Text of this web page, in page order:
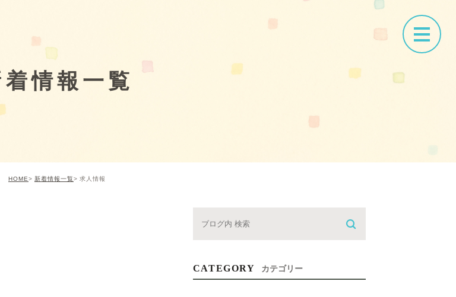
着情報一覧
HOME 新着情報一覧 求人情報
CATEGORY カテゴリー